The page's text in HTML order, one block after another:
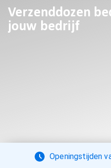
Verzenddozen
jouw bedrijf
Openingstijden